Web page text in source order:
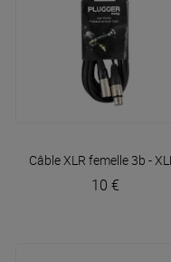
Câble XLR femelle 3b -
10 €